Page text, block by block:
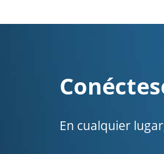
En cualquier